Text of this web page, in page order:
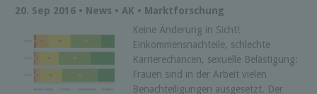
20. Sep 2016 • News • AK • Marktforschung
Keine Änderung in Sicht!
Einkommensnachteile, schlechte
Karrierechancen, sexuelle Belästigung:
Frauen sind in der Arbeit vielen
Benachteiligungen ausgesetzt. Der